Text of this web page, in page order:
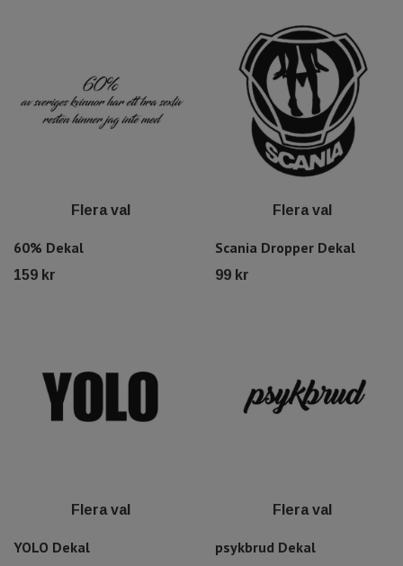
Flera val
60% Dekal
159 kr
Flera val
Scania Dropper Dekal
99 kr
Flera val
YOLO Dekal
Flera val
psykbrud Dekal